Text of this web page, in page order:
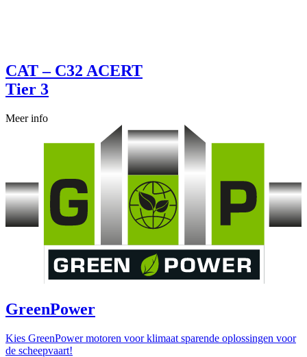
CAT – C32 ACERT
Tier 3
Meer info
GreenPower
Kies GreenPower motoren voor klimaat sparende oplossingen voor
de scheepvaart!